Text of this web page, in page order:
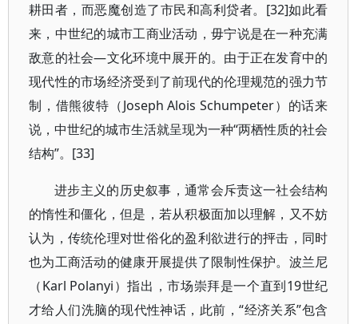
耕田者，而恶魔创造了市民和高利贷者。[32]如此看
来，中世纪的城市工商业活动，毋宁说是在一种充满
敌意的社会—文化环境中展开的。由于正在发育中的
现代性的市场经济受到了前现代的伦理规范的强力节
制，借熊彼特（Joseph Alois Schumpeter）的话来
说，中世纪的城市生活就呈现为一种“两栖性质的社会
结构”。[33]
进步主义的历史叙事，通常会斥责这一社会结构
的惰性和僵化，但是，若从积极面加以理解，又不妨
认为，传统伦理对世俗化的盈利欲进行的抨击，同时
也为工商活动的健康开展提供了限制性保护。波兰尼
（Karl Polanyi）指出，市场崇拜是一个直到19世纪
才给人们洗脑的现代性神话，此前，“经济关系”包含